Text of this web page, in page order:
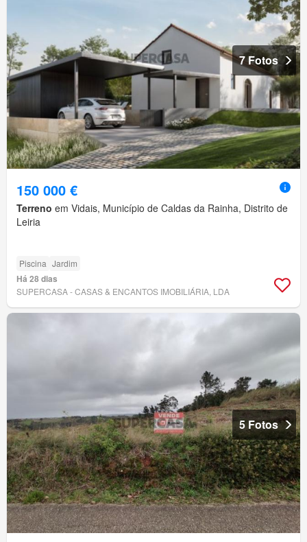
7 Fotos
150 000 €
Terreno em Vidais, Município de Caldas da Rainha, Distrito de
Leiria
Piscina Jardim
Há 28 dias
SUPERCASA - CASAS & ENCANTOS IMOBILIÁRIA, LDA
5 Fotos